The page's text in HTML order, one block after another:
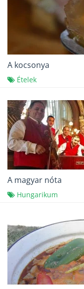
A kocsonya
Ételek
A magyar nóta
Hungarikum